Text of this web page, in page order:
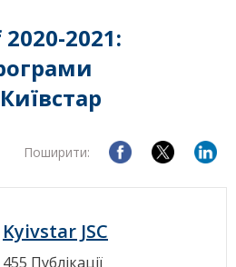
2021:
Поширити:
Kyivstar JSC
455 Публікації